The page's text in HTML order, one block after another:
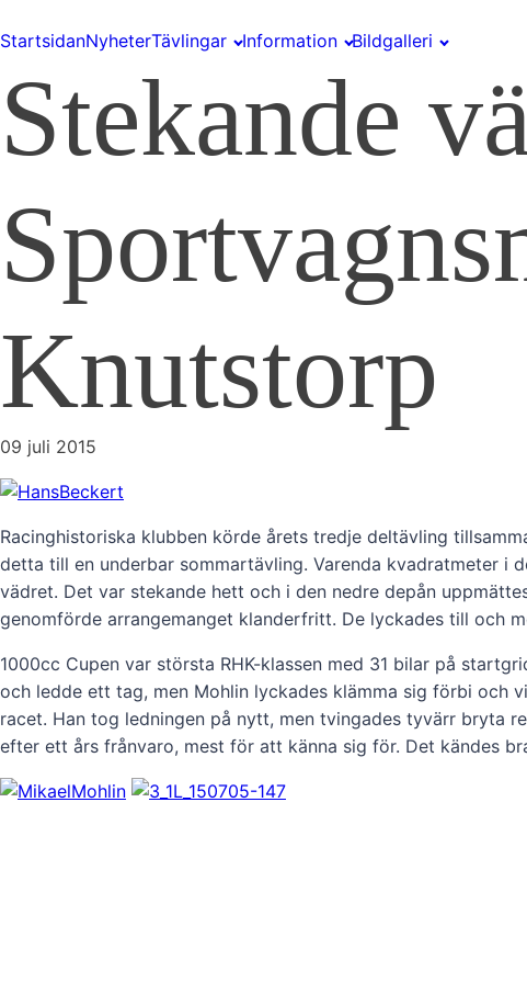
StartsidanNyheterTävlingar Information Bildgalleri
Stekande
Knutstorp
09 juli 2015
Racinghistoriska klubben körde årets tredje deltävling
detta till en underbar sommartävling. Varenda kvadratmeter i
vädret. Det var stekande hett och i den nedre depån
genomförde arrangemanget klanderfritt. De lyckades till och
1000cc Cupen var största RHK-klassen med 31 bilar på
och ledde ett tag, men Mohlin lyckades klämma sig förbi och
racet. Han tog ledningen på nytt, men tvingades tyvärr bryta
efter ett års frånvaro, mest för att känna sig för. Det kändes